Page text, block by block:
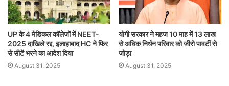
UP के 4 मेडिकल कॉलेजों में NEET-
2025 दाखिले रद्द, इलाहाबाद HC ने फिर
से सीटें भरने का आदेश दिया
August 31, 2025
योगी सरकार ने महज 10 माह में 13 लाख
से अधिक निर्धन परिवार को जीरो पावर्टी से
जोड़ा
August 31, 2025